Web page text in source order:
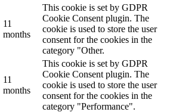
11
months
This cookie is set by GDPR
Cookie Consent plugin. The
cookie is used to store the user
consent for the cookies in the
category "Other.
11
months
This cookie is set by GDPR
Cookie Consent plugin. The
cookie is used to store the user
consent for the cookies in the
category "Performance".